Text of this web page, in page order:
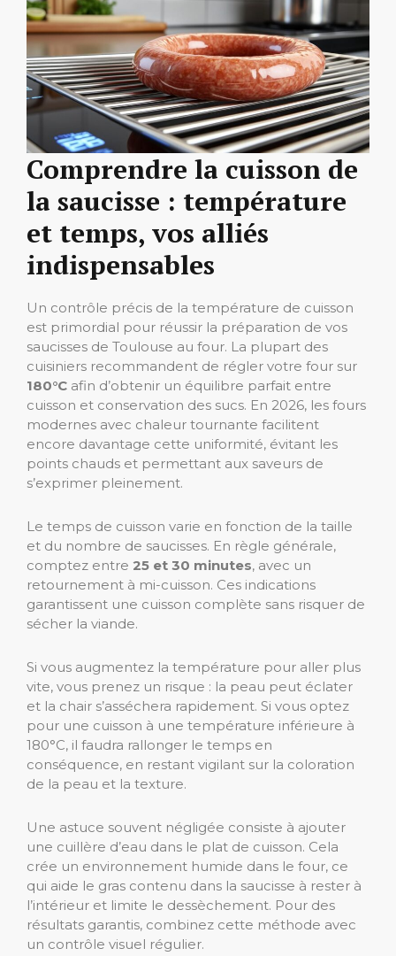
Comprendre la cuisson de
la saucisse : température
et temps, vos alliés
indispensables
Un contrôle précis de la température de cuisson
est primordial pour réussir la préparation de vos
saucisses de Toulouse au four. La plupart des
cuisiniers recommandent de régler votre four sur
180°C afin d’obtenir un équilibre parfait entre
cuisson et conservation des sucs. En 2026, les fours
modernes avec chaleur tournante facilitent
encore davantage cette uniformité, évitant les
points chauds et permettant aux saveurs de
s’exprimer pleinement.
Le temps de cuisson varie en fonction de la taille
et du nombre de saucisses. En règle générale,
comptez entre 25 et 30 minutes, avec un
retournement à mi-cuisson. Ces indications
garantissent une cuisson complète sans risquer de
sécher la viande.
Si vous augmentez la température pour aller plus
vite, vous prenez un risque : la peau peut éclater
et la chair s’asséchera rapidement. Si vous optez
pour une cuisson à une température inférieure à
180°C, il faudra rallonger le temps en
conséquence, en restant vigilant sur la coloration
de la peau et la texture.
Une astuce souvent négligée consiste à ajouter
une cuillère d’eau dans le plat de cuisson. Cela
crée un environnement humide dans le four, ce
qui aide le gras contenu dans la saucisse à rester à
l’intérieur et limite le dessèchement. Pour des
résultats garantis, combinez cette méthode avec
un contrôle visuel régulier.